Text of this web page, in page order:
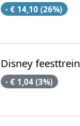
- € 14,10 (26%)
Disney
- € 1,04 (3%)